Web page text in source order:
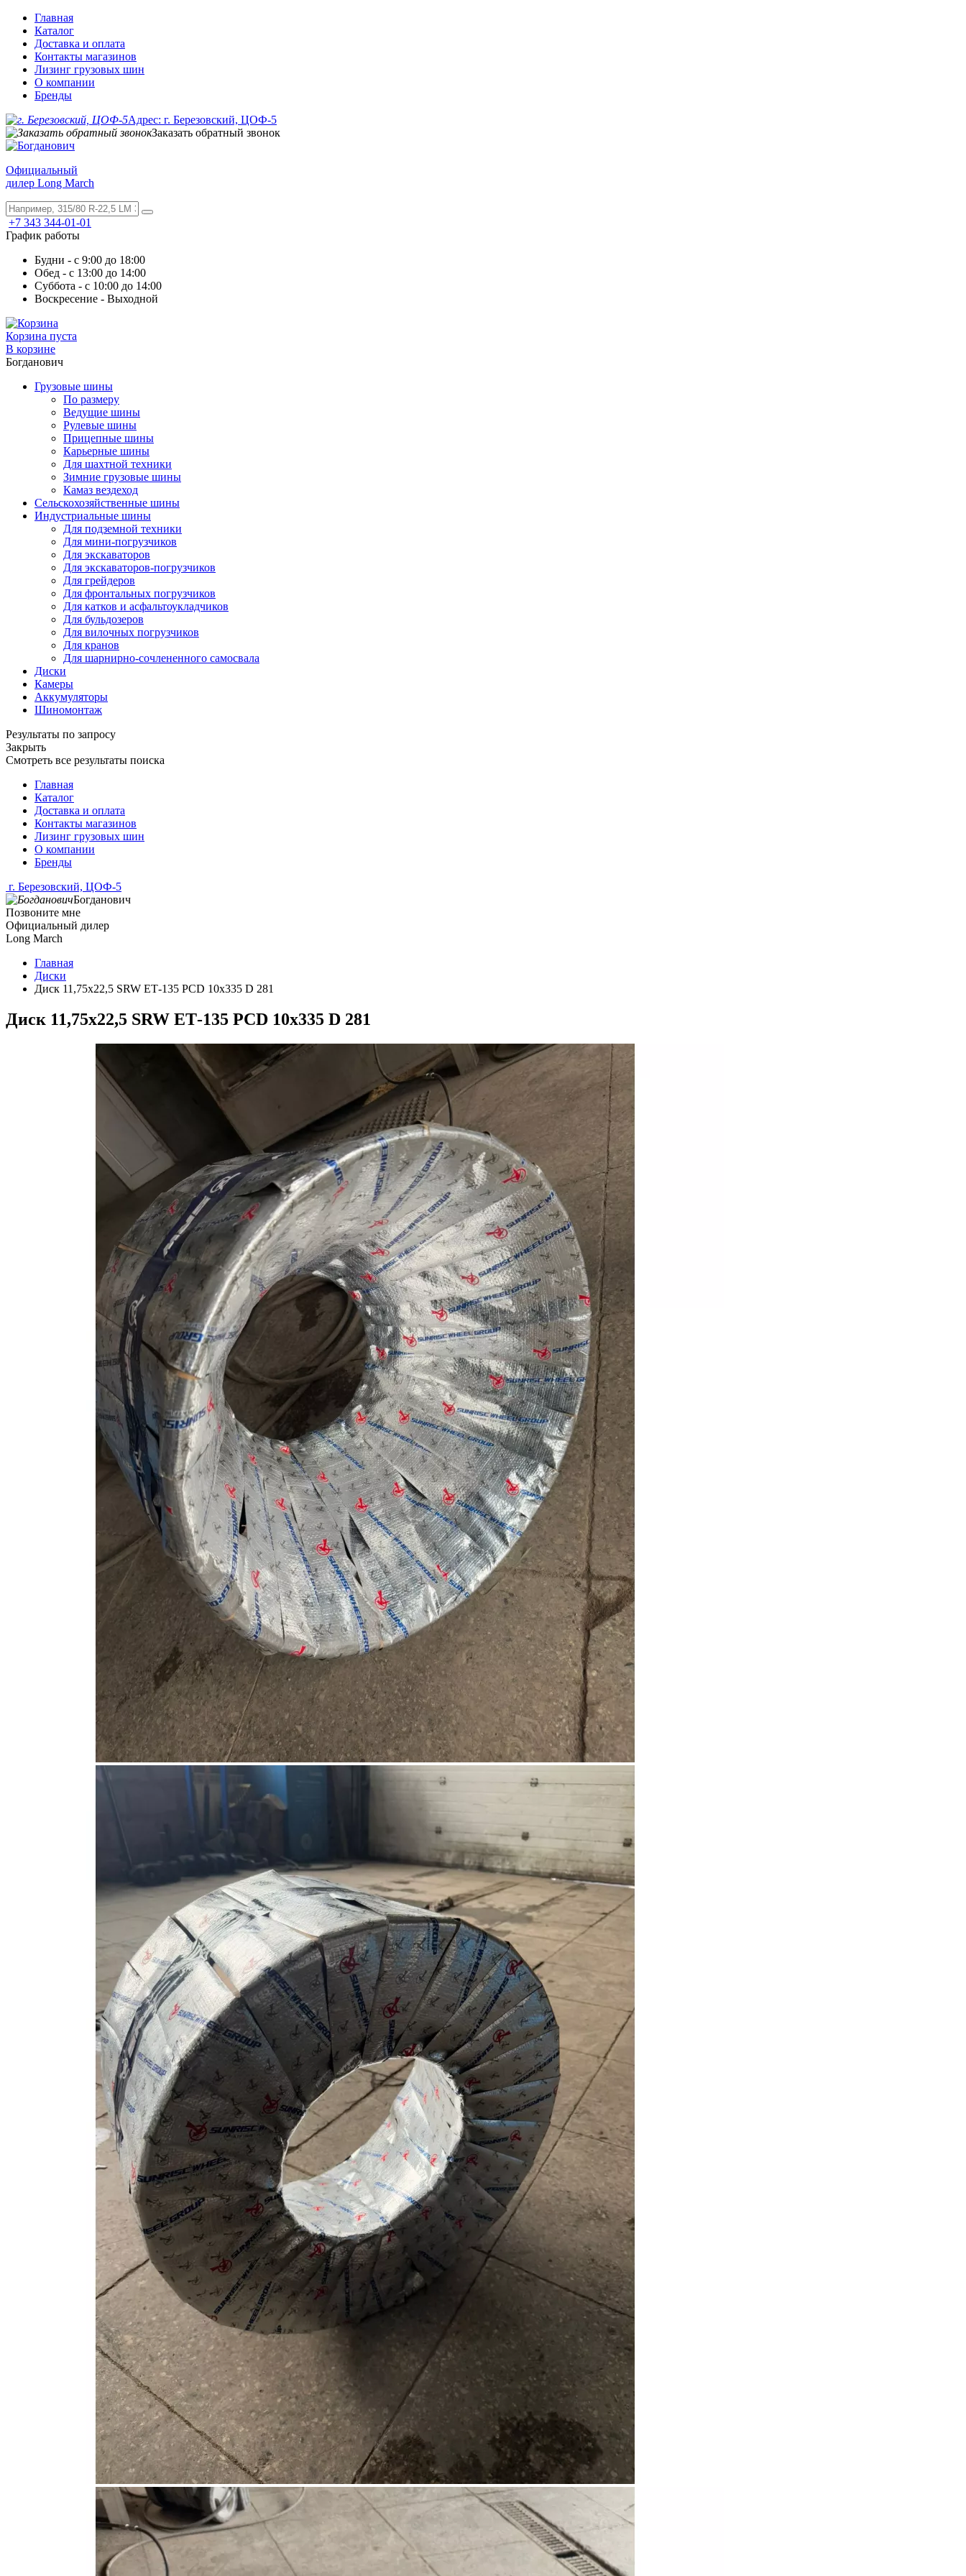
Главная
Каталог
Доставка и оплата
Контакты магазинов
Лизинг грузовых шин
О компании
Бренды
Адрес: г. Березовский, ЦОФ-5
Заказать обратный звонок
Официальный
дилер Long March
+7 343 344-01-01
График работы
Будни - с 9:00 до 18:00
Обед - с 13:00 до 14:00
Суббота - с 10:00 до 14:00
Воскресение - Выходной
Корзина пуста
В корзине
Богданович
Грузовые шины
По размеру
Ведущие шины
Рулевые шины
Прицепные шины
Карьерные шины
Для шахтной техники
Зимние грузовые шины
Камаз вездеход
Сельскохозяйственные шины
Индустриальные шины
Для подземной техники
Для мини-погрузчиков
Для экскаваторов
Для экскаваторов-погрузчиков
Для грейдеров
Для фронтальных погрузчиков
Для катков и асфальтоукладчиков
Для бульдозеров
Для вилочных погрузчиков
Для кранов
Для шарнирно-сочлененного самосвала
Диски
Камеры
Аккумуляторы
Шиномонтаж
Результаты по запросу
Закрыть
Смотреть все результаты поиска
Главная
Каталог
Доставка и оплата
Контакты магазинов
Лизинг грузовых шин
О компании
Бренды
г. Березовский, ЦОФ-5
Богданович
Позвоните мне
Официальный дилер
Long March
Главная
Диски
Диск 11,75х22,5 SRW ЕТ-135 PCD 10х335 D 281
Диск 11,75х22,5 SRW ЕТ-135 PCD 10х335 D 281